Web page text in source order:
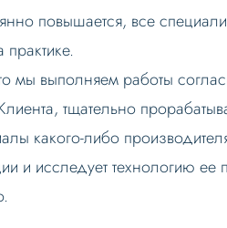
повышается, все
мы выполняем работы
тщательно
какого-либо
и исследует технологию